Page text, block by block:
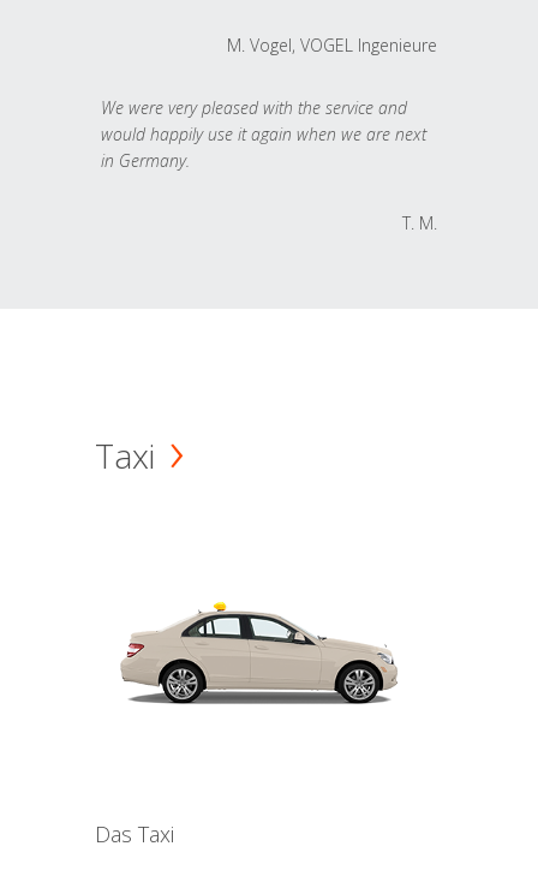
M. Vogel, VOGEL Ingenieure
We were very pleased with the service and
would happily use it again when we are next
in Germany.
T. M.
Taxi
Das Taxi